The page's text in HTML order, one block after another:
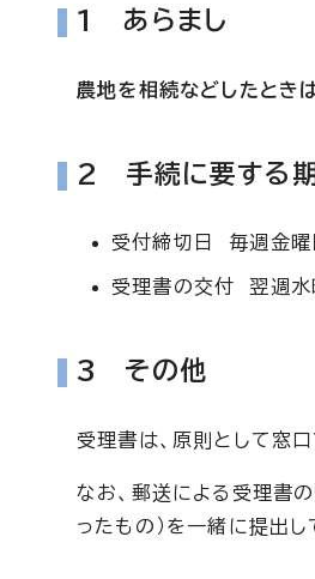
1 あらまし
農地を相続などしたとき
2 手続に要する
受付締切日 毎週金曜
受理書の交付 翌週水
3 その他
受理書は、原則として窓口
なお、郵送による受理書
ったもの）を一緒に提出し